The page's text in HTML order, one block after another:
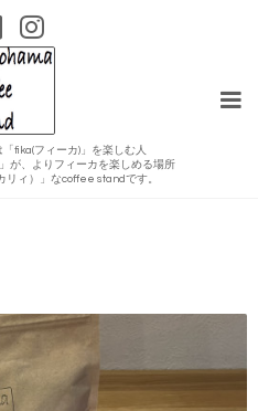
fika(フィーカ)」を楽しむ人
が、よりフィーカを楽しめる場所
リィ）」なcoffee standです。